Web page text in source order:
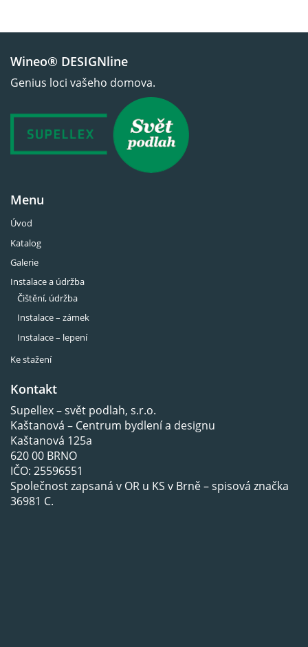
Wineo® DESIGNline
Genius loci vašeho domova.
Menu
Úvod
Katalog
Galerie
Instalace a údržba
Čištění, údržba
Instalace – zámek
Instalace – lepení
Ke stažení
Kontakt
Supellex – svět podlah, s.r.o.
Kaštanová – Centrum bydlení a designu
Kaštanová 125a
620 00 BRNO
IČO: 25596551
Společnost zapsaná v OR u KS v Brně – spisová značka
36981 C.